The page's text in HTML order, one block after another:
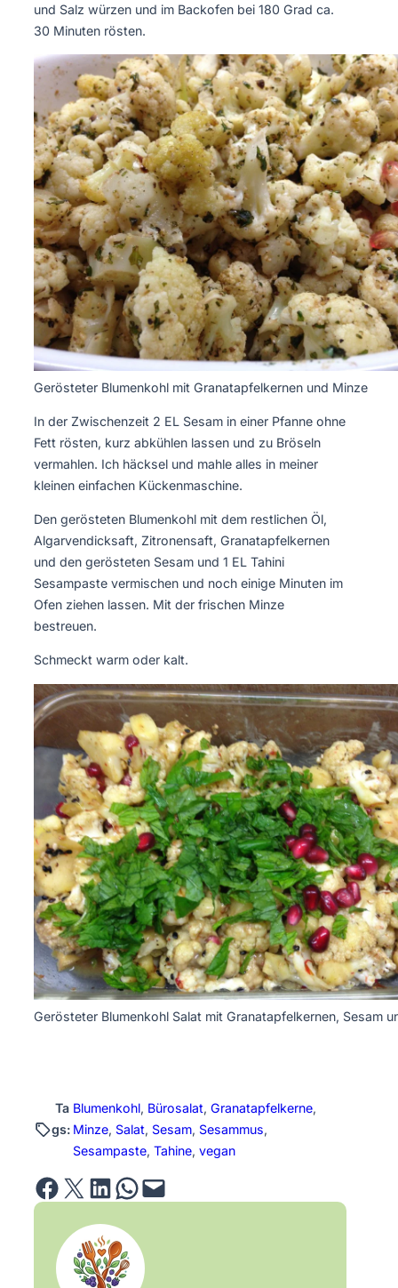
und Salz würzen und im Backofen bei 180 Grad ca.
30 Minuten rösten.
Gerösteter Blumenkohl mit Granatapfelkernen und Minze
In der Zwischenzeit 2 EL Sesam in einer Pfanne ohne
Fett rösten, kurz abkühlen lassen und zu Bröseln
vermahlen. Ich häcksel und mahle alles in meiner
kleinen einfachen Kückenmaschine.
Den gerösteten Blumenkohl mit dem restlichen Öl,
Algarvendicksaft, Zitronensaft, Granatapfelkernen
und den gerösteten Sesam und 1 EL Tahini
Sesampaste vermischen und noch einige Minuten im
Ofen ziehen lassen. Mit der frischen Minze
bestreuen.
Schmeckt warm oder kalt.
Gerösteter Blumenkohl Salat mit Granatapfelkernen, Sesam
Ta
gs:
Blumenkohl, Bürosalat, Granatapfelkerne
Minze, Salat, Sesam, Sesammus
Sesampaste, Tahine, vegan
Share on Facebook Email this Page Share on LinkedIn Share on WhatsApp Email this Page